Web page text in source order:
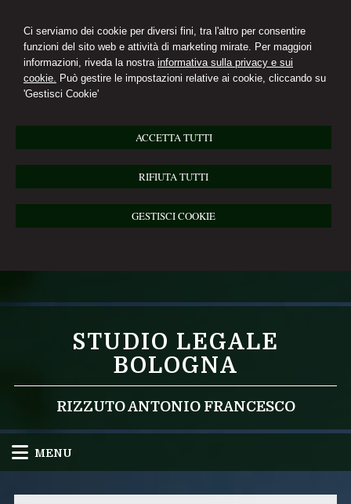
Ci serviamo dei cookie per diversi fini, tra l'altro per consentire
funzioni del sito web e attività di marketing mirate. Per maggiori
informazioni, riveda la nostra informativa sulla privacy e sui
cookie. Può gestire le impostazioni relative ai cookie, cliccando su
'Gestisci Cookie'
ACCETTA TUTTI
RIFIUTA TUTTI
GESTISCI COOKIE
STUDIO LEGALE
BOLOGNA
RIZZUTO ANTONIO FRANCESCO
MENU